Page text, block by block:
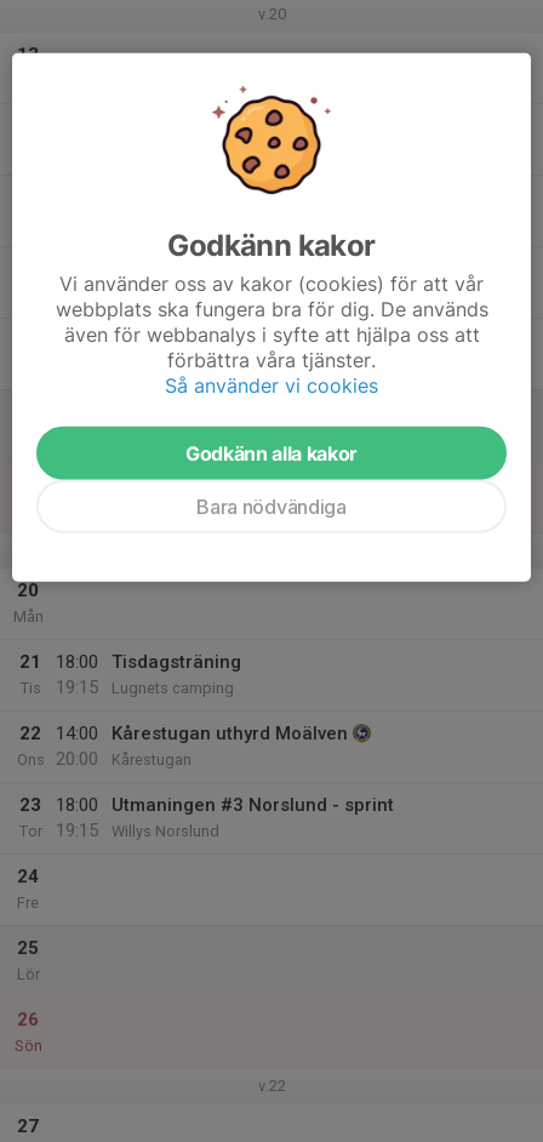
v.20
13
Tisdagsträning
Sjulsarvet/Dalahusstugan
Utmaningen #2 Bjursås
14:00
Kårestugan uthyrd Rasbo IK
Kårestugan
Lör
00:01
Kårestugan uthyrd Rasbo IK
20
Mån
21
Tis
18:00
19:15
Tisdagsträning
Lugnets camping
22
Ons
14:00
20:00
Kårestugan uthyrd Moälven
Kårestugan
23
Tor
18:00
19:15
Utmaningen #3 Norslund - sprint
Willys Norslund
24
Fre
25
Lör
26
Sön
v.22
27
Godkänn kakor
Vi använder oss av kakor (cookies) för att vår
webbplats ska fungera bra för dig. De används
även för webbanalys i syfte att hjälpa oss att
förbättra våra tjänster.
Så använder vi cookies
Godkänn alla kakor
Bara nödvändiga